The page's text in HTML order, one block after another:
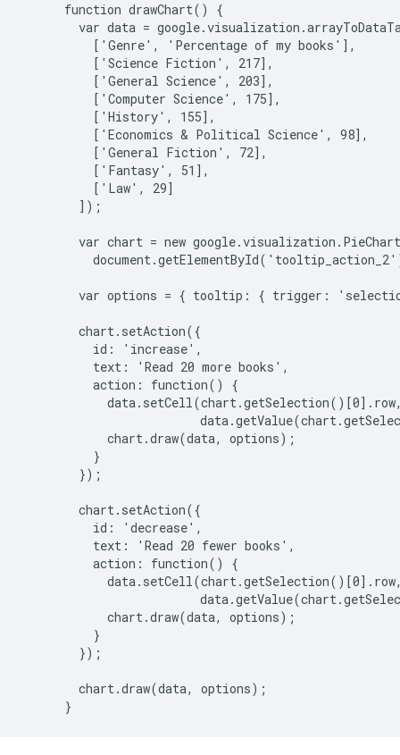
      function drawChart() {
var data =
          ['Genre', 'Percentage of my books'],
          ['Science Fiction', 217],
          ['General Science', 203],
          ['Computer Science', 175],
          ['History', 155],
          ['Economics & Political Science', 98],
          ['General Fiction', 72],
          ['Fantasy', 51],
          ['Law', 29]
        ]);
var chart = new
var options = { tooltip: { trigger:
        chart.setAction({
          id: 'increase',
          text: 'Read 20 more books',
          action: function() {
            chart.draw(data, options);
          }
        });
        chart.setAction({
          id: 'decrease',
          text: 'Read 20 fewer books',
          action: function() {
            chart.draw(data, options);
          }
        });
        chart.draw(data, options);